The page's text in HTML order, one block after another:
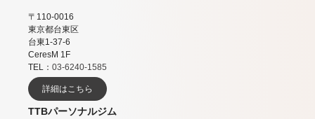
〒110-0016
東京都台東区
台東1-37-6
CeresM 1F
TEL： 03-6240-1585
詳細はこちら
TTBパーソナルジム